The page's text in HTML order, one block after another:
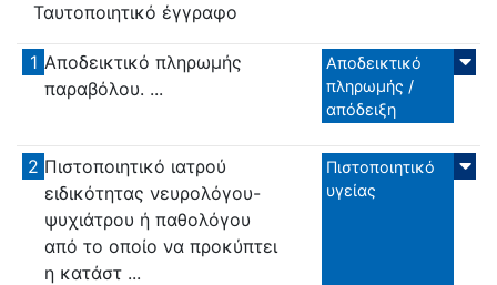
Ταυτοποιητικό έγγραφο
1 Αποδεικτικό πληρωμής
παραβόλου. ...
Αποδεικτικό
πληρωμής /
απόδειξη
2 Πιστοποιητικό ιατρού
ειδικότητας νευρολόγου-
ψυχιάτρου ή παθολόγου
από το οποίο να προκύπτει
η κατάστ ...
Πιστοποιητικό
υγείας